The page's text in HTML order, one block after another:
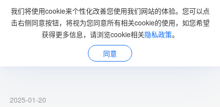
我们将使用cookie来个性化改善您使用我们网站的体验。您可以点
击右侧同意按钮，将视为您同意所有相关cookie的使用，如您希望
获得更多信息，请浏览cookie相关隐私政策。
同意
2025-01-20